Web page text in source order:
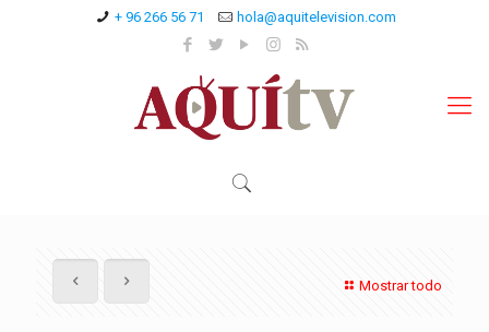
+ 96 266 56 71 hola@aquitelevision.com
Mostrar todo